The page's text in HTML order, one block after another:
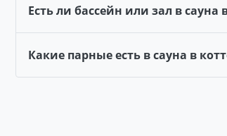
Есть ли бассейн или зал в сауна
Какие парные есть в сауна в